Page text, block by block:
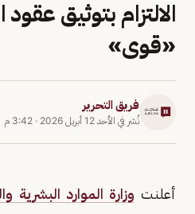
الالتزام بتوثيق
«قوى»
فريق التحرير
نُشر في الأحد 12 أبريل 2026 · 3:42 م
أعلنت وزارة الموارد البشرية